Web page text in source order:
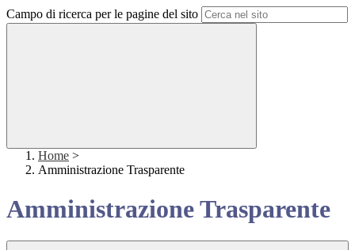
Campo di ricerca per le pagine del sito
Home >
Amministrazione Trasparente
Amministrazione Trasparente